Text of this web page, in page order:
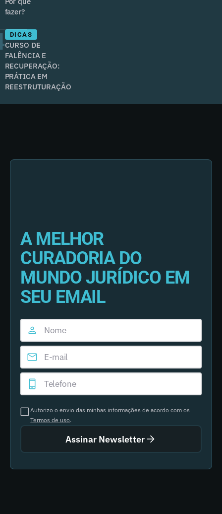
fazer?
DICAS
CURSO DE
FALÊNCIA E
RECUPERAÇÃO:
PRÁTICA EM
REESTRUTURAÇÃO
A MELHOR
CURADORIA DO
MUNDO JURÍDICO EM
SEU EMAIL
Autorizo o envio das minhas informações de acordo com os
Termos de uso.
Assinar Newsletter